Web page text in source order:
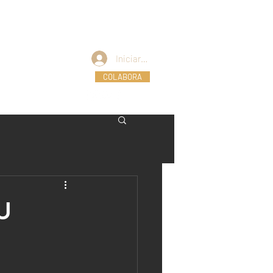
COLABORA
Iniciar sesión